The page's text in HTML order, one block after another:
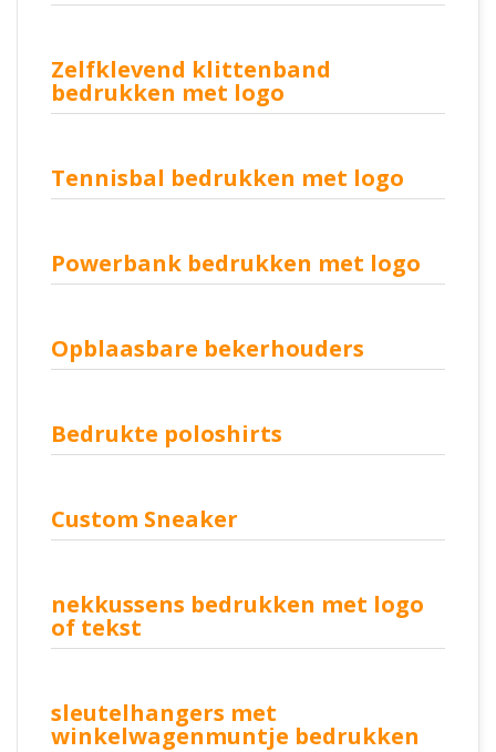
Zelfklevend klittenband
bedrukken met logo
Tennisbal bedrukken met logo
Powerbank bedrukken met logo
Opblaasbare bekerhouders
Bedrukte poloshirts
Custom Sneaker
nekkussens bedrukken met logo
of tekst
sleutelhangers met
winkelwagenmuntje bedrukken